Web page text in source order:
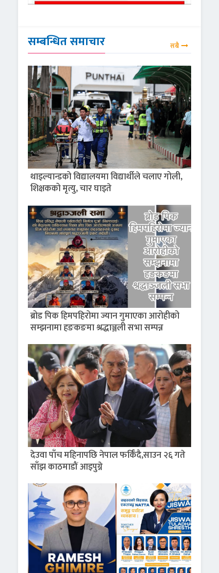
सम्बन्धित समाचार सबै
थाइल्यान्डको विद्यालयमा विद्यार्थीले चलाए गोली,
शिक्षकको मृत्यु, चार घाइते
ब्रोड पिक हिमपहिरोमा ज्यान गुमाएका आरोहीको
सम्झनामा हङकङमा श्रद्धाञ्जली सभा सम्पन्न
देउवा पाँच महिनापछि नेपाल फर्किँदै,साउन २६ गते
साँझ काठमाडौं आइपुग्ने